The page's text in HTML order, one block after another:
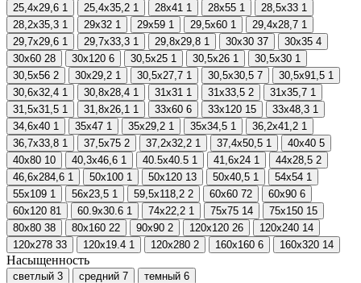
25,4x29,6 1 25,4x35,2 1 28x41 1 28x55 1 28,5x33 1
28,2x35,3 1 29x32 1 29x59 1 29,5x60 1 29,4x28,7 1
29,7x29,6 1 29,7x33,3 1 29,8x29,8 1 30x30 37 30x35 4
30x60 28 30x120 6 30,5x25 1 30,5x26 1 30,5x30 1
30,5x56 2 30x29,2 1 30,5x27,7 1 30,5x30,5 7 30,5x91,5 1
30,6x32,4 1 30,8x28,4 1 31x31 1 31x33,5 2 31x35,7 1
31,5x31,5 1 31,8x26,1 1 33x60 6 33x120 15 33x48,3 1
34,6x40 1 35x47 1 35x29,2 1 35x34,5 1 36,2x41,2 1
36,7x33,8 1 37,5x75 2 37,2x32,2 1 37,4x50,5 1 40x40 5
40x80 10 40,3x46,6 1 40.5x40.5 1 41,6x24 1 44x28,5 2
46,6x284,6 1 50x100 1 50x120 13 50x40,5 1 54x54 1
55x109 1 56x23,5 1 59,5x118,2 2 60x60 72 60x90 6
60x120 81 60.9x30.6 1 74x22,2 1 75x75 14 75x150 15
80x80 38 80x160 22 90x90 2 120x120 26 120x240 14
120x278 33 120x19.4 1 120х280 2 160x160 6 160x320 14
Насыщенность
светлый 3 средний 7 темный 6